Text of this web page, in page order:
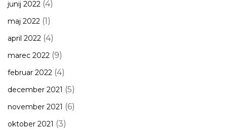
junij 2022 (4)
maj 2022 (1)
april 2022 (4)
marec 2022 (9)
februar 2022 (4)
december 2021 (5)
november 2021 (6)
oktober 2021 (3)